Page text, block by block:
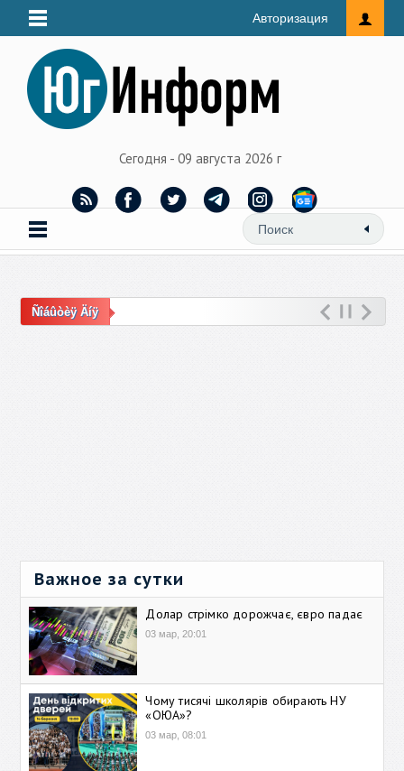
Авторизация
Сегодня - 09 августа 2026 г
Ñîáûòèÿ Äíÿ
Важное за сутки
Долар стрімко дорожчає, євро падає
03 мар, 20:01
Чому тисячі школярів обирають НУ
«ОЮА»?
03 мар, 08:01